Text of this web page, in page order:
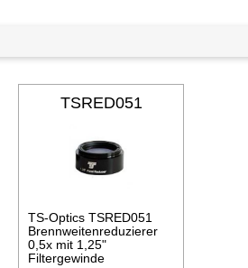
TSRED051
TS-Optics TSRED051
Brennweitenreduzierer
0,5x mit 1,25"
Filtergewinde